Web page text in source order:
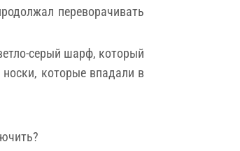
переворачивать
серый шарф, который
которые впадали в